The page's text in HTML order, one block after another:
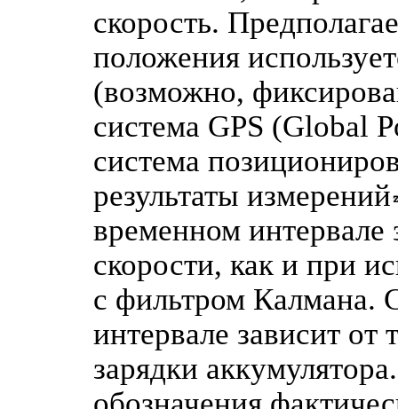
скорость.
положения
(возможно,
система GPS (Global
система
результаты измерений
временном интервале
скорости, как и при
с фильтром Калмана.
интервале зависит от
зарядки